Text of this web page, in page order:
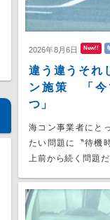
2026年8月6日 New!!
違う違うそれ
ン施策 「今
つ」
海コン事業者にと
たい問題に〝待機
上前から続く問題